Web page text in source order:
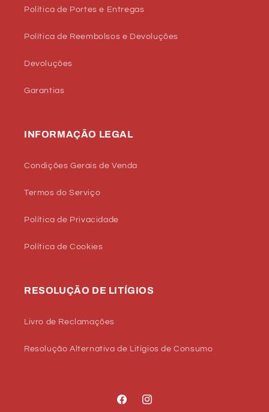
Política de Portes e Entregas
Política de Reembolsos e Devoluções
Devoluções
Garantias
INFORMAÇÃO LEGAL
Condições Gerais de Venda
Termos do Serviço
Política de Privacidade
Política de Cookies
RESOLUÇÃO DE LITÍGIOS
Livro de Reclamações
Resolução Alternativa de Litígios de Consumo
FacebookInstagram